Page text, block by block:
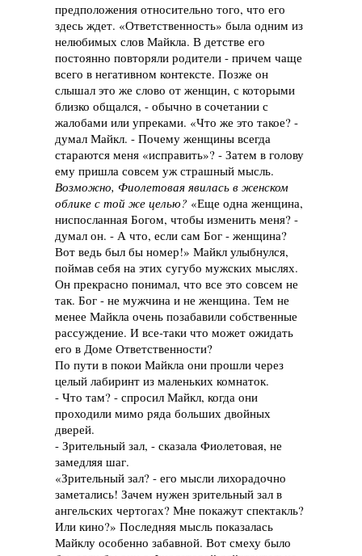
предположения относительно того, что его
здесь ждет. «Ответственность» была одним из
нелюбимых слов Майкла. В детстве его
постоянно повторяли родители - причем чаще
всего в негативном контексте. Позже он
слышал это же слово от женщин, с которыми
близко общался, - обычно в сочетании с
жалобами или упреками. «Что же это такое? -
думал Майкл. - Почему женщины всегда
стараются меня «исправить»? - Затем в голову
ему пришла совсем уж страшный мысль.
Возможно, Фиолетовая явилась в женском
облике с той же целью? «Еще одна женщина,
ниспосланная Богом, чтобы изменить меня? -
думал он. - А что, если сам Бог - женщина?
Вот ведь был бы номер!» Майкл улыбнулся,
поймав себя на этих сугубо мужских мыслях.
Он прекрасно понимал, что все это совсем не
так. Бог - не мужчина и не женщина. Тем не
менее Майкла очень позабавили собственные
рассуждение. И все-таки что может ожидать
его в Доме Ответственности?
По пути в покои Майкла они прошли через
целый лабиринт из маленьких комнаток.
- Что там? - спросил Майкл, когда они
проходили мимо ряда больших двойных
дверей.
- Зрительный зал, - сказала Фиолетовая, не
замедляя шаг.
«Зрительный зал? - его мысли лихорадочно
заметались! Зачем нужен зрительный зал в
ангельских чертогах? Мне покажут спектакль?
Или кино?» Последняя мысль показалась
Майклу особенно забавной. Вот смеху было